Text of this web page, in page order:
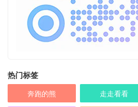
热门标签
奔跑的熊 走走看看